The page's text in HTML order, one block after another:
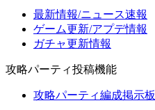
最新情報/ニュース速報
ゲーム更新/アプデ情報
ガチャ更新情報
攻略パーティ投稿機能
攻略パーティ編成掲示板